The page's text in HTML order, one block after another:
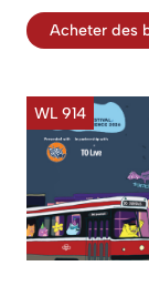
Acheter des
WL 914